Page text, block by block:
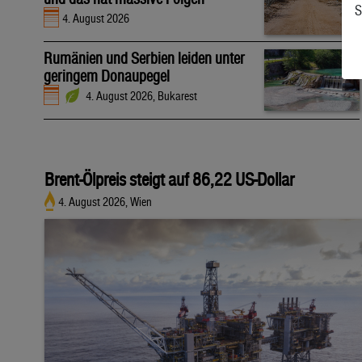
4. August 2026
Rumänien und Serbien leiden unter
geringem Donaupegel
4. August 2026, Bukarest
Brent-Ölpreis steigt auf 86,22 US-Dollar
4. August 2026, Wien